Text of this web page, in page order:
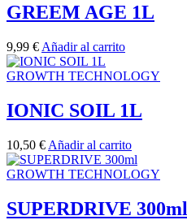
GREEM AGE 1L
9,99 € Añadir al carrito
GROWTH TECHNOLOGY
IONIC SOIL 1L
10,50 € Añadir al carrito
GROWTH TECHNOLOGY
SUPERDRIVE 300ml